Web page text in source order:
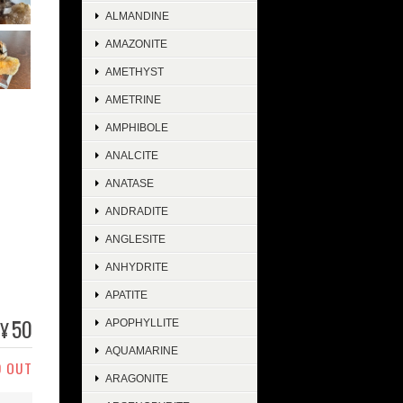
¥50
OUT
ALMANDINE
AMAZONITE
AMETHYST
AMETRINE
AMPHIBOLE
ANALCITE
ANATASE
ANDRADITE
ANGLESITE
ANHYDRITE
APATITE
APOPHYLLITE
AQUAMARINE
ARAGONITE